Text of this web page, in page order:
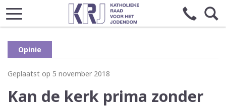
Opinie
Geplaatst op 5 november 2018
Kan de kerk prima zonder